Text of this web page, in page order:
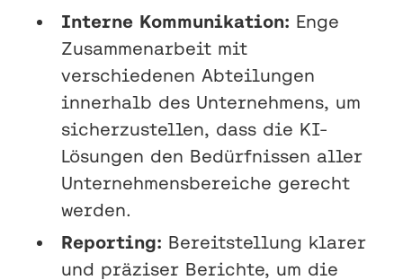
Interne Kommunikation: Enge
Zusammenarbeit mit
verschiedenen Abteilungen
innerhalb des Unternehmens, um
sicherzustellen, dass die KI-
Lösungen den Bedürfnissen aller
Unternehmensbereiche gerecht
werden.
Reporting: Bereitstellung klarer
und präziser Berichte, um die